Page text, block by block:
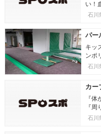
い！
石川
パー
キッ
ンポ
石川
カー
『
『
石川